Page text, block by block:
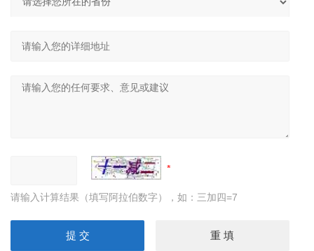
请输入计算结果（填写阿拉伯数字），如：三加四=7